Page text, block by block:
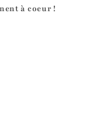
à coeur !